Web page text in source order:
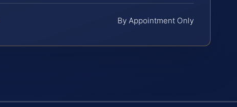
By Appointment Only